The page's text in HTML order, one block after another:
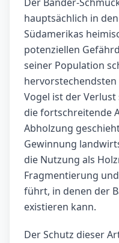
hauptsächlich in
Südamerikas
potenziellen
seiner Population
Vogel ist der
die fortschreitende
Abholzung
Gewinnung
die Nutzung als
Fragmentierung
führt, in denen der
existieren kann.
Der Schutz dieser